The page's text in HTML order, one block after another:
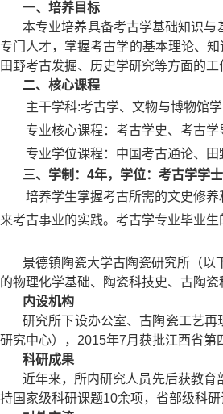
一、培养目标
本专业培养具备考古学基础知识
专门人才，掌握考古学的基本理论、
田野考古发掘、历史学研究等方面的工
二、 核心课程
主干学科:考古学、文物与博物馆学
专业核心课程：考古学史、考古
专业学位课程：中国考古通论、
三、 学制： 4年，学位： 考古学学士
培养学生掌握考古所需的文史修
来考古事业的实践。考古学专业毕业
景德镇陶瓷大学古陶瓷研究所（以
的物理化学基础、陶瓷科技史、古陶
内设机构
研究所下设办公室、古陶瓷工艺
研究中心），2015年7月获批江西省
科研成果
近年来，所内研究人员先后获教育
持国家级科研课题10余项，省部级科